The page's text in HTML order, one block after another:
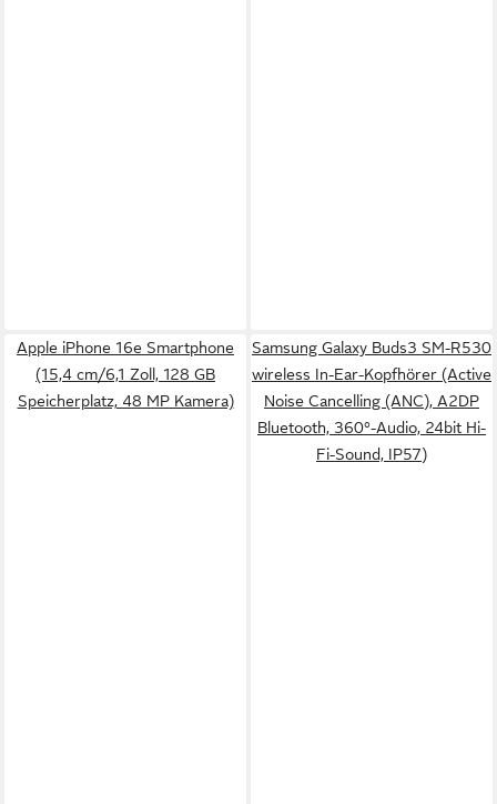
Apple iPhone 16e Smartphone
(15,4 cm/6,1 Zoll, 128 GB
Speicherplatz, 48 MP Kamera)
Samsung Galaxy Buds3 SM-R530
wireless In-Ear-Kopfhörer (Active
Noise Cancelling (ANC), A2DP
Bluetooth, 360°-Audio, 24bit Hi-
Fi-Sound, IP57)